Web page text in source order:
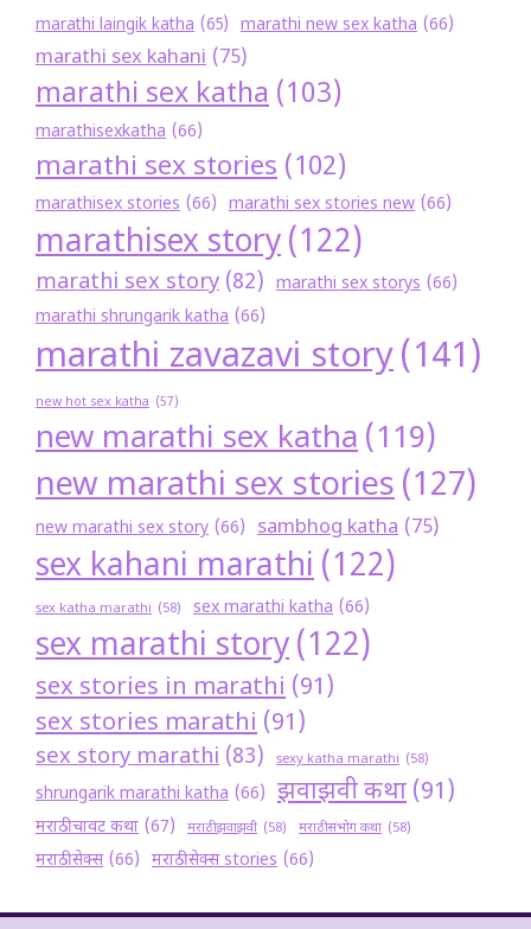
marathi laingik katha (65) marathi new sex katha (66)
marathi sex kahani (75)
marathi sex katha (103)
marathisexkatha (66)
marathi sex stories (102)
marathisex stories (66) marathi sex stories new (66)
marathisex story (122)
marathi sex story (82) marathi sex storys (66)
marathi shrungarik katha (66)
marathi zavazavi story(141)
new hot sex katha (57)
new marathi sex katha (119)
new marathi sex stories(127)
new marathi sex story (66) sambhog katha (75)
sex kahani marathi (122)
sex katha marathi (58) sex marathi katha (66)
sex marathi story (122)
sex stories in marathi (91)
sex stories marathi (91)
sex story marathi (83) sexy katha marathi (58)
shrungarik marathi katha (66) झवाझवी कथा (91)
मराठी चावट कथा (67) मराठी झवाझवी (58) मराठी संभोग कथा (58)
मराठी सेक्स (66) मराठी सेक्स stories (66)